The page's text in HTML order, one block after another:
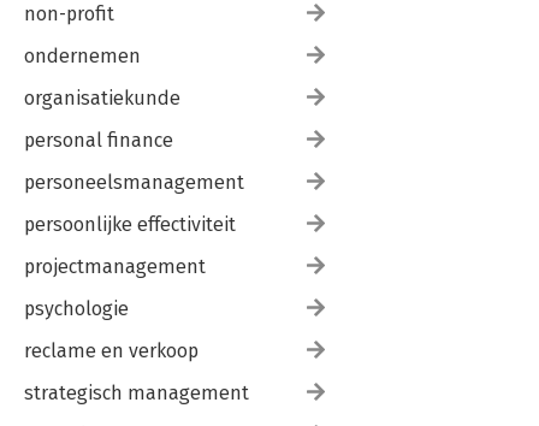
non-profit
ondernemen
organisatiekunde
personal finance
personeelsmanagement
persoonlijke effectiviteit
projectmanagement
psychologie
reclame en verkoop
strategisch management